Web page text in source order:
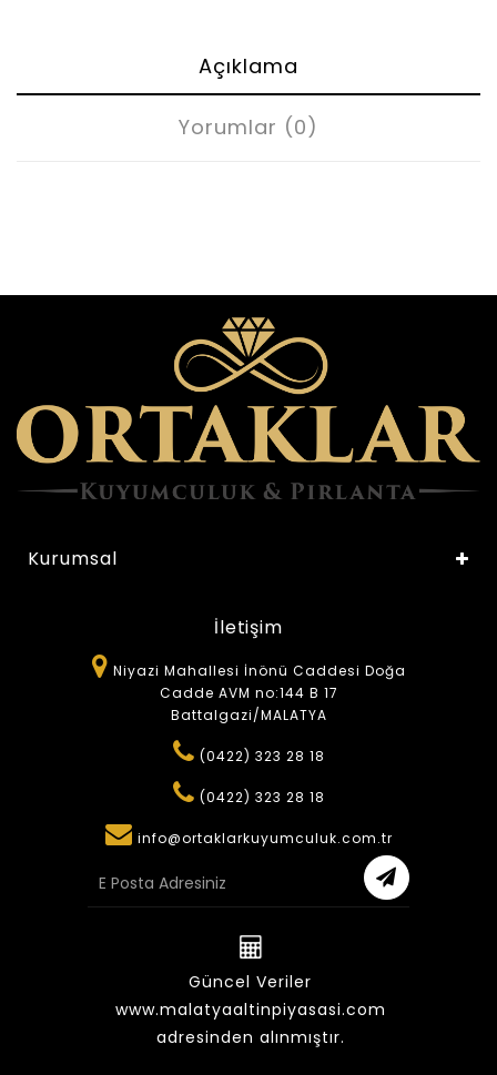
Açıklama
Yorumlar (0)
Kurumsal
İletişim
Niyazi Mahallesi İnönü Caddesi Doğa
Cadde AVM no:144 B 17
Battalgazi/MALATYA
(0422) 323 28 18
(0422) 323 28 18
info@ortaklarkuyumculuk.com.tr
Güncel Veriler
www.malatyaaltinpiyasasi.com
adresinden alınmıştır.